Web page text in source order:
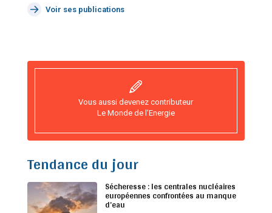
Voir ses publications
Vous aussi devenez contributeur
Le Monde de l’Energie
Tendance du jour
Sécheresse : les centrales nucléaires
européennes confrontées au manque
d’eau